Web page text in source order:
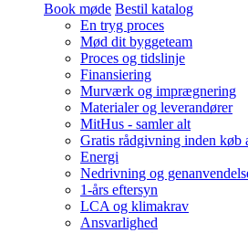
Book møde Bestil katalog
En tryg proces
Mød dit byggeteam
Proces og tidslinje
Finansiering
Murværk og imprægnering
Materialer og leverandører
MitHus - samler alt
Gratis rådgivning inden køb
Energi
Nedrivning og
1-års eftersyn
LCA og klimakrav
Ansvarlighed